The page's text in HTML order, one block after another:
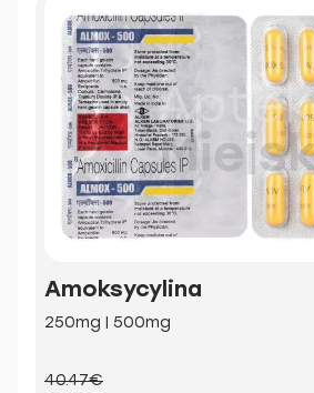
Amoksycylina
250mg | 500mg
40.47€